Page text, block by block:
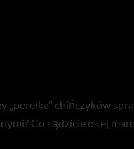
„perełka” chińczyków
Co sądzicie o tej